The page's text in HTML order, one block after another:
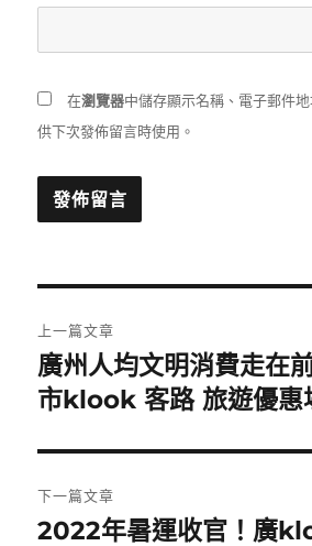
在瀏覽器中儲存顯示名稱、電子郵件
供下次發佈留言時使用。
章
導
覽
上一篇文章
上
一
文
章:
廣州人均文明消費走在
市klook 客路 旅遊優惠
下一篇文章
下
2022年暑運收官！廣